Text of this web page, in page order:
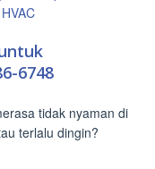
6748
tidak nyaman di
terlalu dingin?